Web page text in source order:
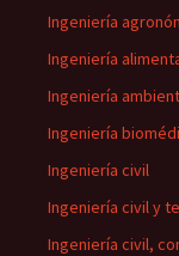
Ingeniería
Ingeniería
Ingeniería
Ingeniería
Ingeniería civil
Ingeniería civil y
Ingeniería civil,